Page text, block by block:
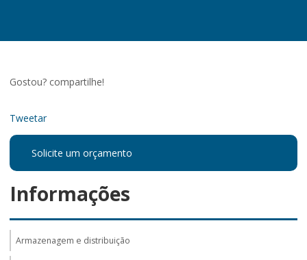
Gostou? compartilhe!
Tweetar
Solicite um orçamento
Informações
Armazenagem e distribuição